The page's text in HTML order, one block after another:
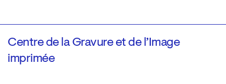
Centre de la Gravure et de l’Image
imprimée